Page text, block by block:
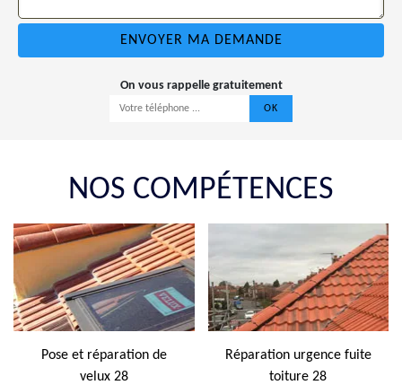
On vous rappelle gratuitement
NOS COMPÉTENCES
Pose et réparation de
velux 28
Réparation urgence fuite
toiture 28